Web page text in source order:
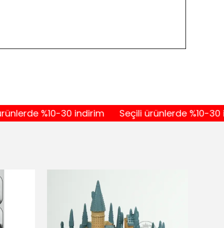
%10-30 indirim Seçili ürünlerde %10-30